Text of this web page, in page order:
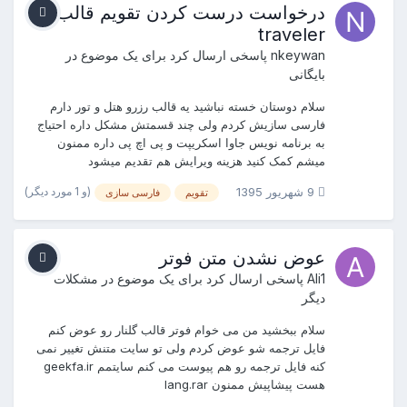
درخواست درست کردن تقویم قالب
traveler
nkeywan پاسخی ارسال کرد برای یک موضوع در
بایگانی
سلام دوستان خسته نباشید یه قالب رزرو هتل و تور دارم
فارسی سازیش کردم ولی چند قسمتش مشکل داره احتیاج
به برنامه نویس جاوا اسکریپت و پی اچ پی داره ممنون
میشم کمک کنید هزینه ویرایش هم تقدیم میشود
9 شهریور 1395 تقویم فارسی سازی (و 1 مورد دیگر)
عوض نشدن متن فوتر
Ali1 پاسخی ارسال کرد برای یک موضوع در مشکلات
دیگر
سلام ببخشید من می خوام فوتر قالب گلنار رو عوض کنم
فایل ترجمه شو عوض کردم ولی تو سایت متنش تغییر نمی
کنه فایل ترجمه رو هم پیوست می کنم سایتمم geekfa.ir
هست پیشاپیش ممنون lang.rar